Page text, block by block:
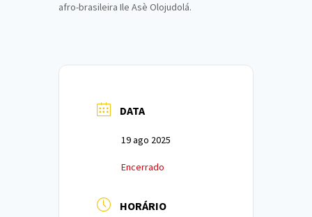
afro-brasileira Ile Asè Olojudolá.
DATA
19 ago 2025
Encerrado
HORÁRIO